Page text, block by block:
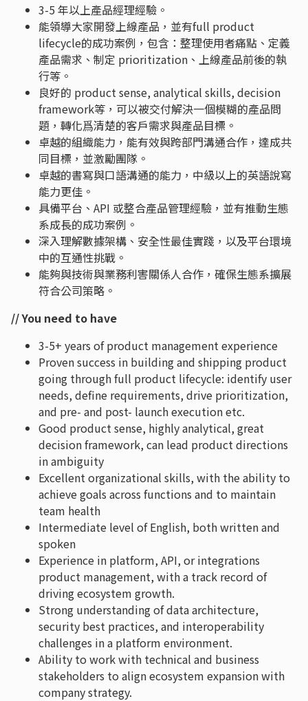
3-5 年以上產品經理經驗。
能領導大家開發上線產品，並有full product
lifecycle的成功案例，包含：整理使用者痛點、定義
產品需求、制定 prioritization、上線產品前後的執
行等。
良好的 product sense, analytical skills, decision
framework等，可以被交付解決一個模糊的產品問
題，轉化爲清楚的客戶需求與產品目標。
卓越的組織能力，能有效與跨部門溝通合作，達成共
同目標，並激勵團隊。
卓越的書寫與口語溝通的能力，中級以上的英語說寫
能力更佳。
具備平台、API 或整合產品管理經驗，並有推動生態
系成長的成功案例。
深入理解數據架構、安全性最佳實踐，以及平台環境
中的互通性挑戰。
能夠與技術與業務利害關係人合作，確保生態系擴展
符合公司策略。
// You need to have
3-5+ years of product management experience
Proven success in building and shipping product
going through full product lifecycle: identify user
needs, define requirements, drive prioritization,
and pre- and post- launch execution etc.
Good product sense, highly analytical, great
decision framework, can lead product directions
in ambiguity
Excellent organizational skills, with the ability to
achieve goals across functions and to maintain
team health
Intermediate level of English, both written and
spoken
Experience in platform, API, or integrations
product management, with a track record of
driving ecosystem growth.
Strong understanding of data architecture,
security best practices, and interoperability
challenges in a platform environment.
Ability to work with technical and business
stakeholders to align ecosystem expansion with
company strategy.